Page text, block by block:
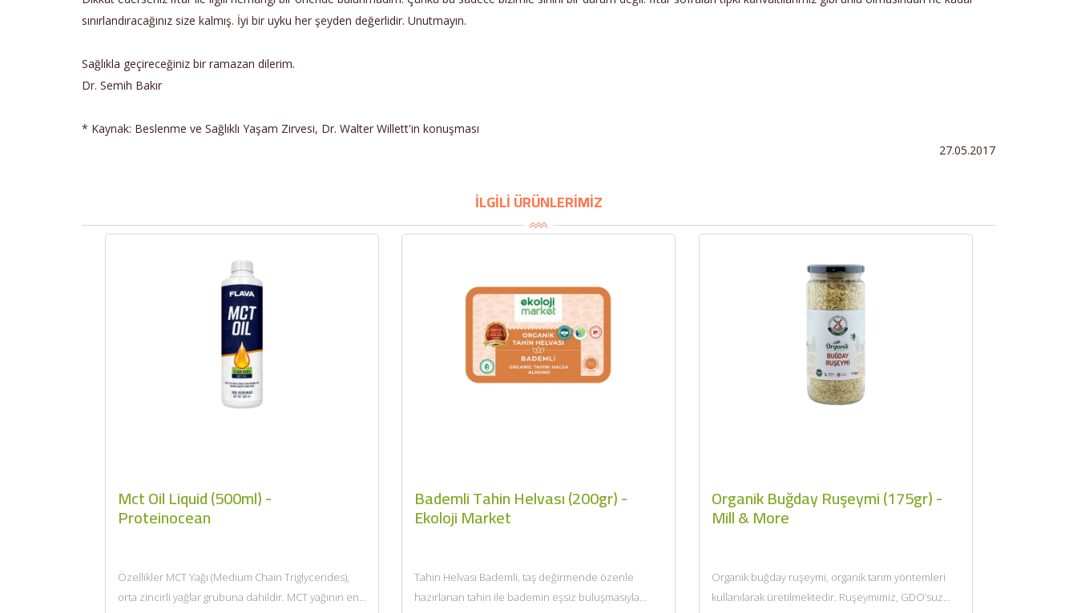
sınırlandıracağınız size kalmış. İyi bir uyku her şeyden değerlidir. Unutmayın.
Sağlıkla geçireceğiniz bir ramazan dilerim.
Dr. Semih Bakır
* Kaynak: Beslenme ve Sağlıklı Yaşam Zirvesi, Dr. Walter Willett'in konuşması
27.05.2017
İLGİLİ ÜRÜNLERİMİZ
Mct Oil Liquid (500ml) -
Proteinocean
Özellikler MCT Yağı (Medium Chain Triglycerides),
orta zincirli yağlar grubuna dahildir. MCT yağının en
Bademli Tahin Helvası (200gr) -
Ekoloji Market
Tahin Helvası Bademli, taş değirmende özenle
hazırlanan tahin ile bademin eşsiz buluşmasıyla
Organik Buğday Ruşeymi (175gr) -
Mill & More
Organik buğday ruşeymi, organik tarım yöntemleri
kullanılarak üretilmektedir. Ruşeymimiz, GDO’suz
2320,00 TL
SEPETE EKLE